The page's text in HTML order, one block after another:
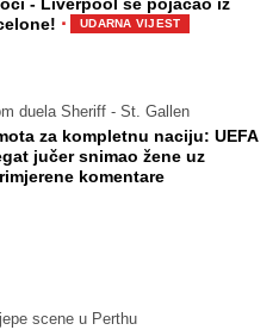
· UDARNA VIJEST
duela Sheriff - St. Gallen
za kompletnu naciju: UEFA
jučer snimao žene uz
komentare
scene u Perthu